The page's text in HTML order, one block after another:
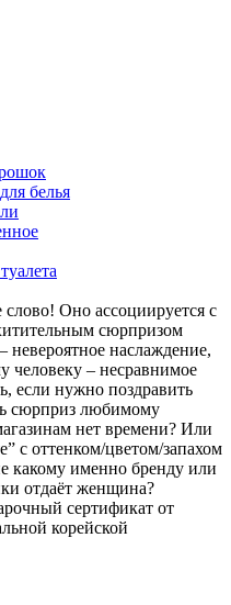
белья
Оно ассоциируется с
сюрпризом
невероятное наслаждение,
человеку – несравнимое
если нужно поздравить
сюрприз любимому
нет времени? Или
с оттенком/цветом/запахом
какому именно бренду или
отдаёт женщина?
сертификат от
корейской